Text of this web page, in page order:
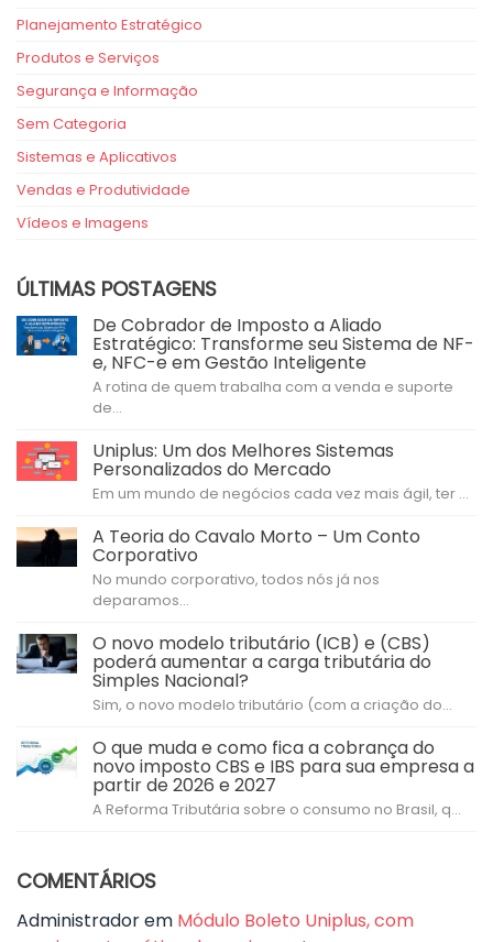
Planejamento Estratégico
Produtos e Serviços
Segurança e Informação
Sem Categoria
Sistemas e Aplicativos
Vendas e Produtividade
Vídeos e Imagens
ÚLTIMAS POSTAGENS
De Cobrador de Imposto a Aliado
Estratégico: Transforme seu Sistema de NF-
e, NFC-e em Gestão Inteligente
A rotina de quem trabalha com a venda e suporte
de...
Uniplus: Um dos Melhores Sistemas
Personalizados do Mercado
Em um mundo de negócios cada vez mais ágil, ter ...
A Teoria do Cavalo Morto – Um Conto
Corporativo
No mundo corporativo, todos nós já nos
deparamos...
O novo modelo tributário (ICB) e (CBS)
poderá aumentar a carga tributária do
Simples Nacional?
Sim, o novo modelo tributário (com a criação do...
O que muda e como fica a cobrança do
novo imposto CBS e IBS para sua empresa a
partir de 2026 e 2027
A Reforma Tributária sobre o consumo no Brasil, q...
COMENTÁRIOS
Administradorem Módulo Boleto Uniplus, com